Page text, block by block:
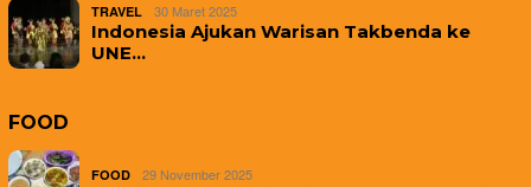
TRAVEL 30 Maret 2025
Indonesia Ajukan Warisan Takbenda ke
UNE…
FOOD
FOOD 29 November 2025